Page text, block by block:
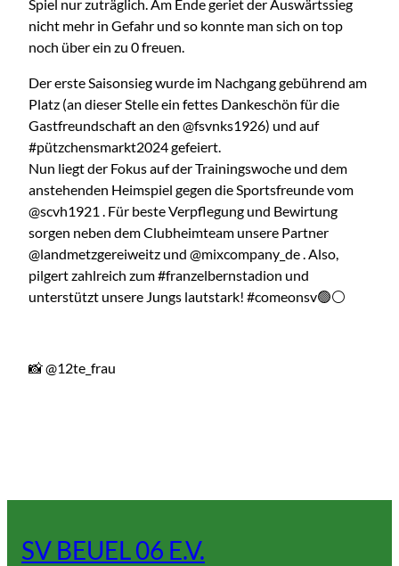
Spiel nur zuträglich. Am Ende geriet der Auswärtssieg
nicht mehr in Gefahr und so konnte man sich on top
noch über ein zu 0 freuen.
Der erste Saisonsieg wurde im Nachgang gebührend am
Platz (an dieser Stelle ein fettes Dankeschön für die
Gastfreundschaft an den @fsvnks1926) und auf
#pützchensmarkt2024 gefeiert.
Nun liegt der Fokus auf der Trainingswoche und dem
anstehenden Heimspiel gegen die Sportsfreunde vom
@scvh1921 . Für beste Verpflegung und Bewirtung
sorgen neben dem Clubheimteam unsere Partner
@landmetzgereiweitz und @mixcompany_de . Also,
pilgert zahlreich zum #franzelbernstadion und
unterstützt unsere Jungs lautstark! #comeonsv🟢⚪️
📸 @12te_frau
SV BEUEL 06 E.V.